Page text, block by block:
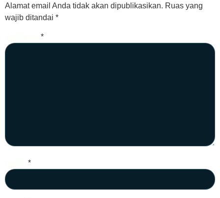
Alamat email Anda tidak akan dipublikasikan. Ruas yang
wajib ditandai *
*
*